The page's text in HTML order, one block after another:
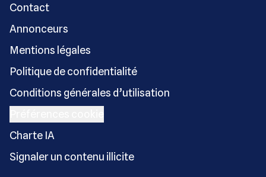
Contact
Annonceurs
Mentions légales
Politique de confidentialité
Conditions générales d’utilisation
Charte IA
Signaler un contenu illicite